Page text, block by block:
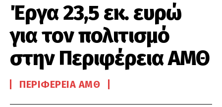
Έργα 23,5 εκ. ευρώ
για τον πολιτισμό
στην Περιφέρεια ΑΜΘ
ΠΕΡΙΦΈΡΕΙΑ ΑΜΘ